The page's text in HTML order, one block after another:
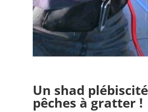
Un shad
pêches à gratter !